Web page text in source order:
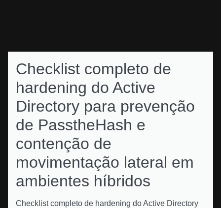
Checklist completo de
hardening do Active
Directory para prevenção
de PasstheHash e
contenção de
movimentação lateral em
ambientes híbridos
Checklist completo de hardening do Active Directory